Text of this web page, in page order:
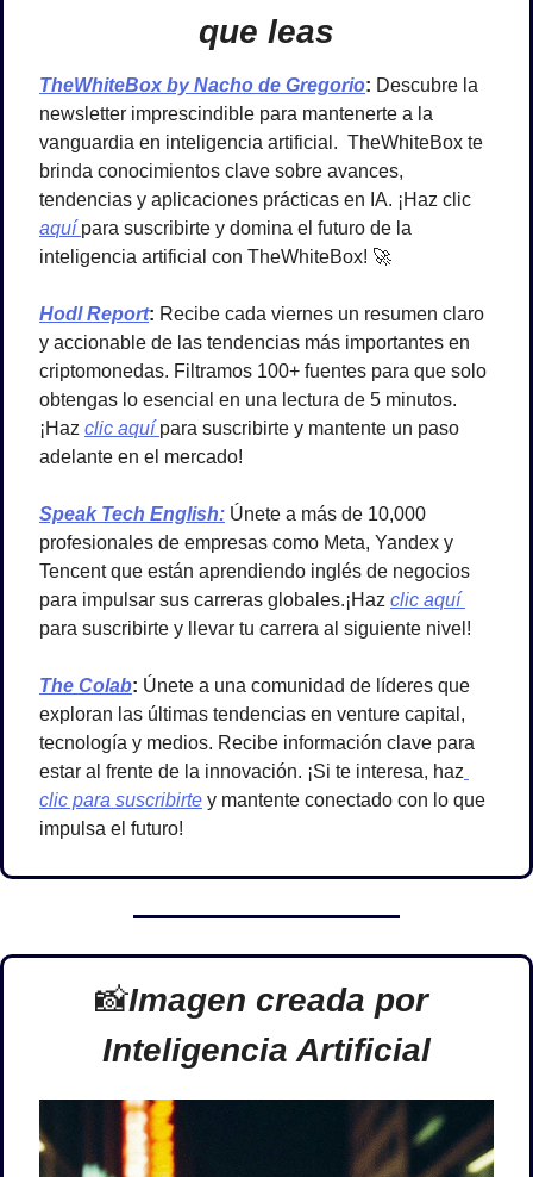
que leas
TheWhiteBox by Nacho de Gregorio: Descubre la
newsletter imprescindible para mantenerte a la
vanguardia en inteligencia artificial.  TheWhiteBox te
brinda conocimientos clave sobre avances,
aquí para suscribirte y domina el futuro de la
inteligencia artificial con TheWhiteBox! 🚀
Hodl Report: Recibe cada viernes un resumen claro
y accionable de las tendencias más importantes en
criptomonedas. Filtramos 100+ fuentes para que solo
obtengas lo esencial en una lectura de 5 minutos.
¡Haz clic aquí para suscribirte y mantente un paso
adelante en el mercado!
Speak Tech English: Únete a más de 10,000
profesionales de empresas como Meta, Yandex y
Tencent que están aprendiendo inglés de negocios
para impulsar sus carreras globales.¡Haz
clic aquí
para suscribirte y llevar tu carrera al siguiente nivel!
The Colab: Únete a una comunidad de líderes que
exploran las últimas tendencias en venture capital,
tecnología y medios. Recibe información clave para
estar al frente de la innovación. ¡Si te interesa, haz
clic para suscribirte y mantente conectado con lo que
impulsa el futuro!
📸Imagen creada por
Inteligencia Artificial